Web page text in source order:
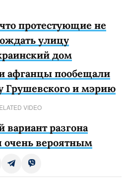
протестующие не
улицу
дом
афганцы пообещали
Грушевского и мэрию
VIDEO
вариант разгона
очень вероятным